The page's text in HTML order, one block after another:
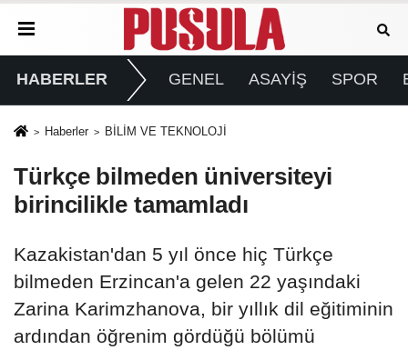
HABERLER GENEL ASAYİŞ SPOR
Haberler BİLİM VE TEKNOLOJİ
Türkçe bilmeden üniversiteyi
birincilikle tamamladı
Kazakistan'dan 5 yıl önce hiç Türkçe
bilmeden Erzincan'a gelen 22 yaşındaki
Zarina Karimzhanova, bir yıllık dil eğitiminin
ardından öğrenim gördüğü bölümü